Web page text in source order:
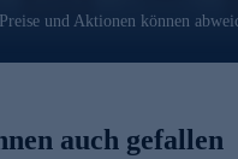
und Aktionen können
auch gefallen